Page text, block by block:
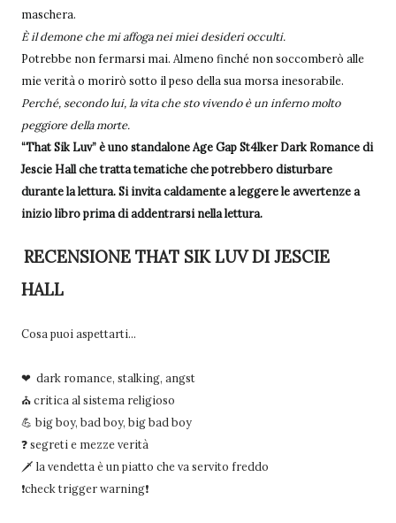
maschera.
È il demone che mi affoga nei miei desideri occulti.
Potrebbe non fermarsi mai. Almeno finché non soccomberò alle
mie verità o morirò sotto il peso della sua morsa inesorabile.
Perché, secondo lui, la vita che sto vivendo è un inferno molto
peggiore della morte.
“That Sik Luv” è uno standalone Age Gap St4lker Dark Romance di
Jescie Hall che tratta tematiche che potrebbero disturbare
durante la lettura. Si invita caldamente a leggere le avvertenze a
inizio libro prima di addentrarsi nella lettura.
RECENSIONE THAT SIK LUV DI JESCIE
HALL
Cosa puoi aspettarti...
❤ dark romance, stalking, angst
⛪ critica al sistema religioso
💪 big boy, bad boy, big bad boy
❓ segreti e mezze verità
🗡 la vendetta è un piatto che va servito freddo
❗check trigger warning❗